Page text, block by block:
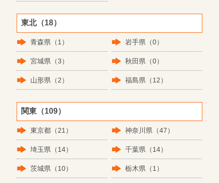
東北（18）
青森県（1） 岩手県（0）
宮城県（3） 秋田県（0）
山形県（2） 福島県（12）
関東（109）
東京都（21） 神奈川県（47）
埼玉県（14） 千葉県（14）
茨城県（10） 栃木県（1）